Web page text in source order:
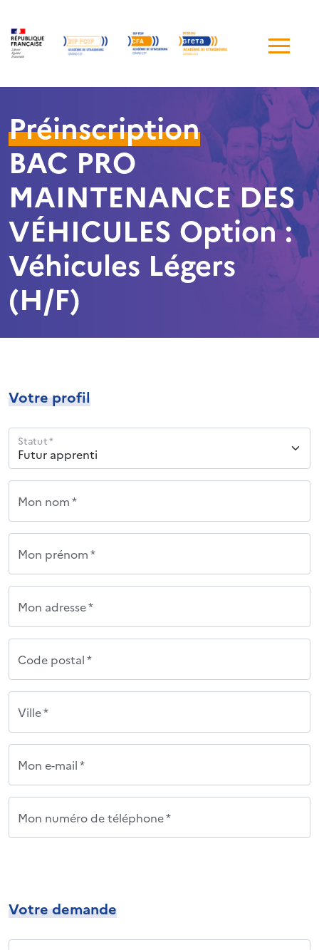
de
Préinscription
BAC PRO
MAINTENANCE DES
VÉHICULES Option :
Véhicules Légers
(H/F)
Votre profil
Statut *
Mon nom *
Mon prénom *
Mon adresse *
Code postal *
Ville *
Mon e-mail *
Mon numéro de téléphone *
Votre demande